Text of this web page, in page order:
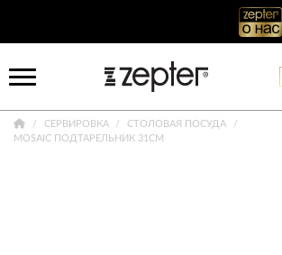
СЕРВИРОВКА
СТОЛОВАЯ ПОСУДА
MOSAIC ПОДТАРЕЛЬНИК 31СМ